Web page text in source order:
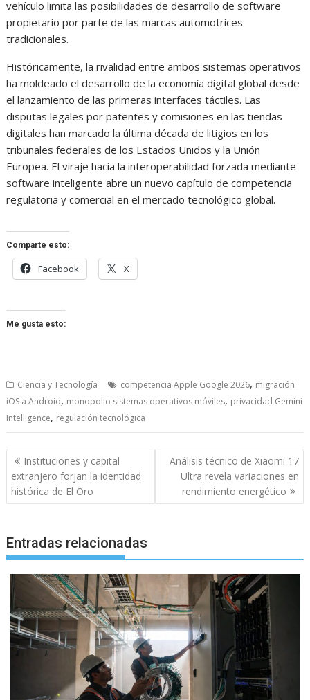
vehículo limita las posibilidades de desarrollo de software
propietario por parte de las marcas automotrices
tradicionales.
Históricamente, la rivalidad entre ambos sistemas operativos
ha moldeado el desarrollo de la economía digital global desde
el lanzamiento de las primeras interfaces táctiles. Las
disputas legales por patentes y comisiones en las tiendas
digitales han marcado la última década de litigios en los
tribunales federales de los Estados Unidos y la Unión
Europea. El viraje hacia la interoperabilidad forzada mediante
software inteligente abre un nuevo capítulo de competencia
regulatoria y comercial en el mercado tecnológico global.
Comparte esto:
Facebook X
Me gusta esto:
Ciencia y Tecnología competencia Apple Google 2026, migración
iOS a Android, monopolio sistemas operativos móviles, privacidad Gemini
Intelligence, regulación tecnológica
Navegación
de
entradas
Instituciones y capital
extranjero forjan la identidad
histórica de El Oro
Análisis técnico de Xiaomi 17
Ultra revela variaciones en
rendimiento energético
Entradas relacionadas